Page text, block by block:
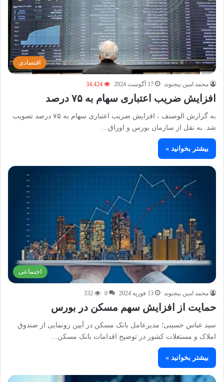
اقتصادی
محمد امین بیجنوند 17 آگوست 2024 34,424
افزایش ضریب اعتباری سهام به ۷۵ درصد
به گزارش الوصنف ، افزایش ضریب اعتباری سهام به ۷۵ درصد تصویب
شد. به نقل از سازمان بورس و اوراق…
بیشتر بخوانید »
اجتماعی
محمد امین بیجنوند 13 فوریه 2024 0
332
حمایت از افزایش سهم مسکن در بورس
سید عباس حسینی؛ مدیرعامل بانک مسکن در آیین رونمایی از صندوق
املاک و‌ مستغلات کشور در توضیح اقدامات بانک مسکن…
بیشتر بخوانید »